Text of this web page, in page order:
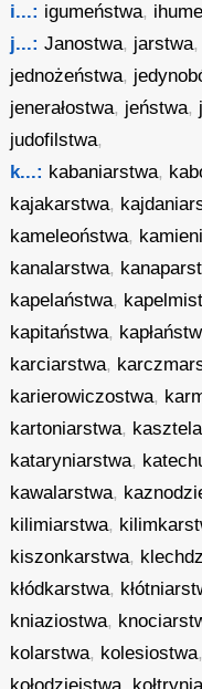
i...: igumeństwa,
j...: Janostwa, jarstwa,
jednożeństwa,
jenerałostwa, jeństwa,
judofilstwa,
k...: kabaniarstwa,
kajakarstwa,
kameleoństwa,
kanalarstwa,
kapelaństwa,
kapitaństwa,
karciarstwa,
karierowiczostwa,
kartoniarstwa,
kataryniarstwa,
kawalarstwa,
kilimiarstwa,
kiszonkarstwa,
kłódkarstwa,
kniaziostwa,
kolarstwa, kolesiostwa,